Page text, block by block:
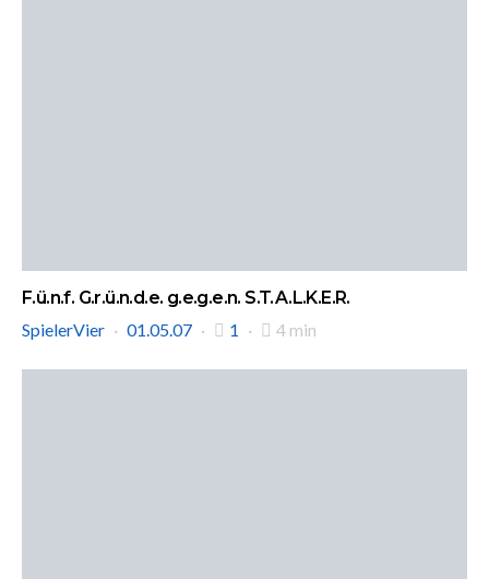
F.ü.n.f. G.r.ü.n.d.e. g.e.g.e.n. S.T.A.L.K.E.R.
SpielerVier
01.05.07 1 4 min